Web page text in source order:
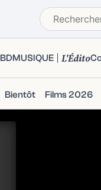
BDMUSIQUE L'Édito
Bientôt Films 2026